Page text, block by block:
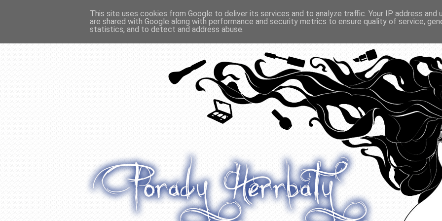
O WŁOSACH RECENZJE WYWIADY O ODŻYWIANIU GADŻETY KONKURSY POLECANE
This site uses cookies from Google to deliver its services and to analyze traffic. Your IP address and
are shared with Google along with performance and security metrics to ensure quality of service,
statistics, and to detect and address abuse.